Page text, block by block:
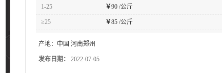
1-25 ￥90 /公斤
≥25 ￥85 /公斤
产地： 中国 河南郑州
发布日期： 2022-07-05